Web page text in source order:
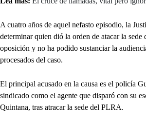
A cuatro años de aquel nefasto episodio, la
determinar quien dió la orden de atacar la
oposición y no ha podido sustanciar la
procesados del caso.
El principal acusado en la causa es el policía
sindicado como el agente que disparó con su
Quintana, tras atracar la sede del PLRA.